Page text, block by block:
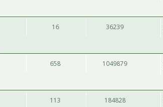
16 36239
658 1049879
113 184828